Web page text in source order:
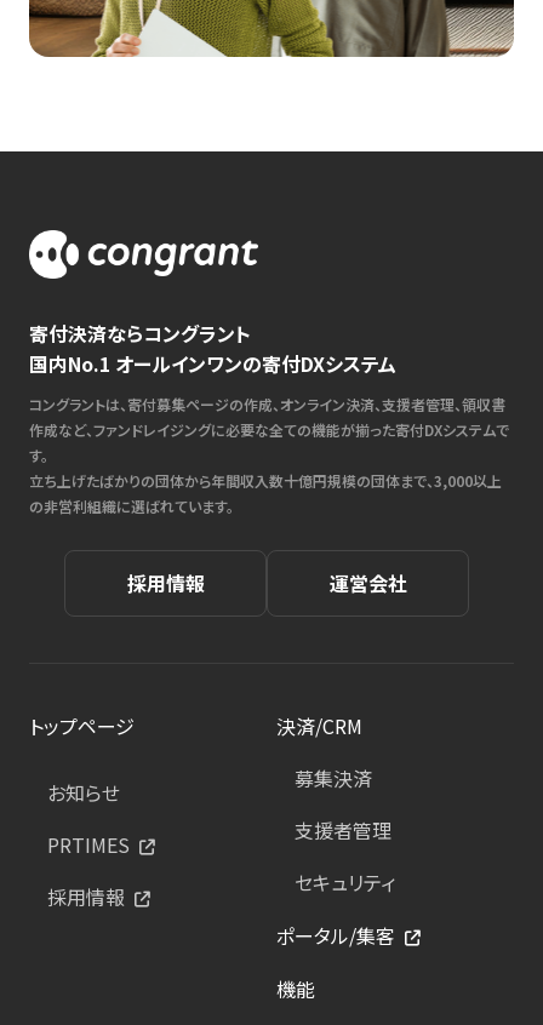
寄付決済ならコングラント
国内No.1 オールインワンの寄付DXシステム
コングラントは、寄付募集ページの作成、オンライン決済、支援者管理、領収書
作成など、ファンドレイジングに必要な全ての機能が揃った寄付DXシステムで
す。
立ち上げたばかりの団体から年間収入数十億円規模の団体まで、3,000以上
の非営利組織に選ばれています。
採用情報 運営会社
トップページ
お知らせ
PRTIMES
採用情報
決済/CRM
募集決済
支援者管理
セキュリティ
ポータル/集客
機能